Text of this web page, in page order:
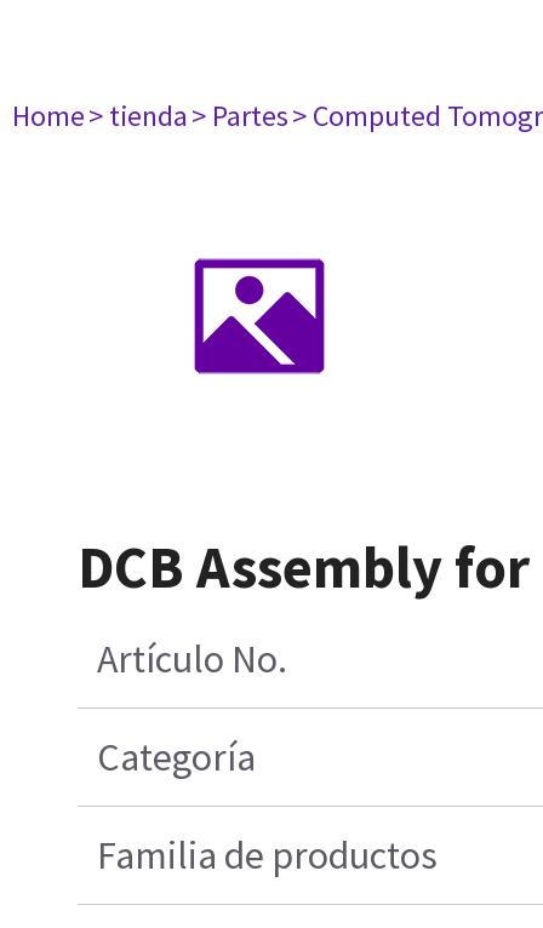
Home> tienda> Partes> Computed
DCB Assembly
Artículo No.
Categoría
Familia de productos